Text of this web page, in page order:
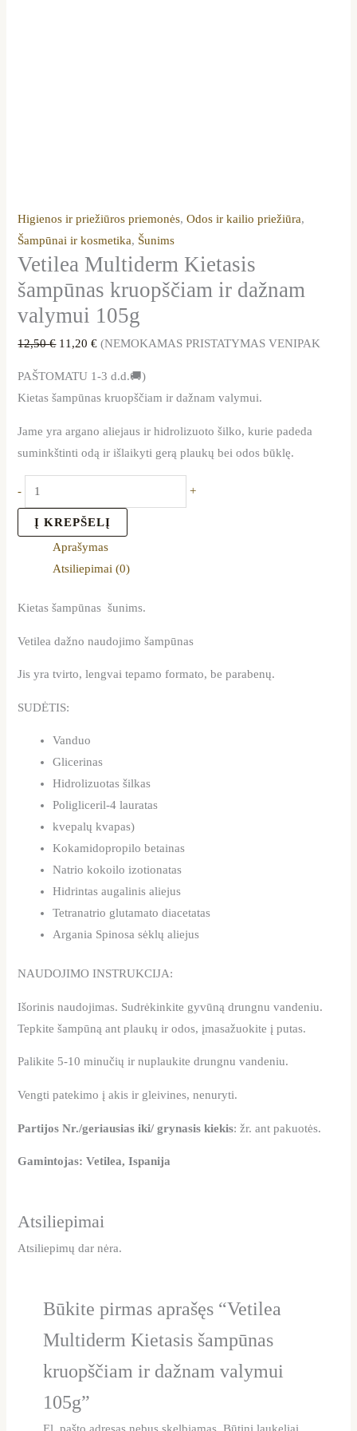
Higienos ir priežiūros priemonės,Odos ir kailio priežiūra,
Šampūnai ir kosmetika, Šunims
Vetilea Multiderm Kietasis
šampūnas kruopščiam ir dažnam
valymui 105g
12,50€ 11,20€ (NEMOKAMAS PRISTATYMAS VENIPAK
PAŠTOMATU 1-3 d.d.🚚)
Kietas šampūnas kruopščiam ir dažnam valymui.
Jame yra argano aliejaus ir hidrolizuoto šilko, kurie padeda
suminkštinti odą ir išlaikyti gerą plaukų bei odos būklę.
- +
Į KREPŠELĮ
Aprašymas
Atsiliepimai (0)
Kietas šampūnas šunims.
Vetilea dažno naudojimo šampūnas
Jis yra tvirto, lengvai tepamo formato, be parabenų.
SUDĖTIS:
Vanduo
Glicerinas
Hidrolizuotas šilkas
Poligliceril-4 lauratas
kvepalų kvapas)
Kokamidopropilo betainas
Natrio kokoilo izotionatas
Hidrintas augalinis aliejus
Tetranatrio glutamato diacetatas
Argania Spinosa sėklų aliejus
NAUDOJIMO INSTRUKCIJA:
Išorinis naudojimas. Sudrėkinkite gyvūną drungnu vandeniu.
Tepkite šampūną ant plaukų ir odos, įmasažuokite į putas.
Palikite 5-10 minučių ir nuplaukite drungnu vandeniu.
Vengti patekimo į akis ir gleivines, nenuryti.
Partijos Nr./geriausias iki/ grynasis kiekis: žr. ant pakuotės.
Gamintojas: Vetilea, Ispanija
Atsiliepimai
Atsiliepimų dar nėra.
Būkite pirmas aprašęs “Vetilea
Multiderm Kietasis šampūnas
kruopščiam ir dažnam valymui
105g”